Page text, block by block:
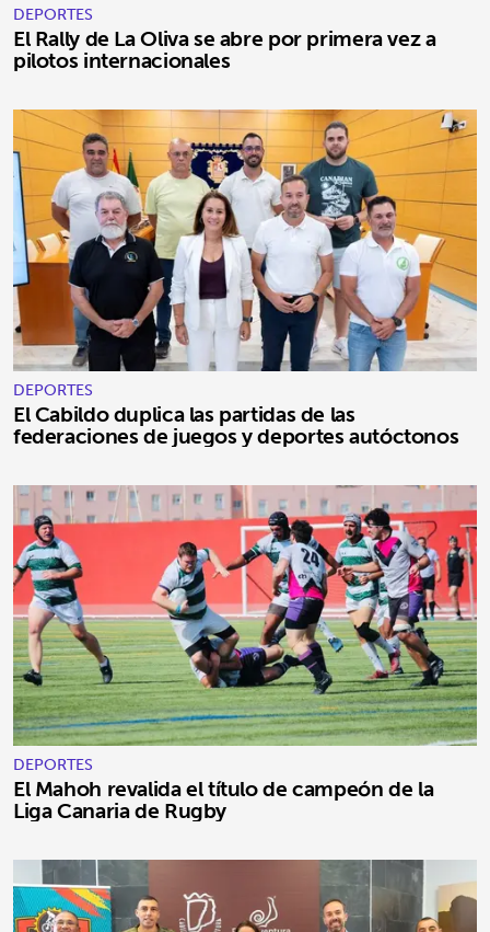
DEPORTES
El Rally de La Oliva se abre por primera vez a
pilotos internacionales
DEPORTES
El Cabildo duplica las partidas de las
federaciones de juegos y deportes autóctonos
DEPORTES
El Mahoh revalida el título de campeón de la
Liga Canaria de Rugby